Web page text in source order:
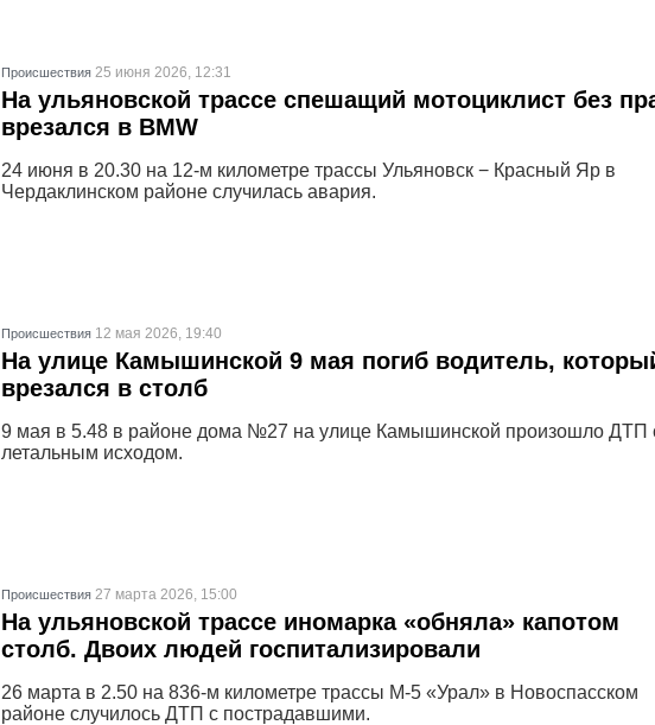
Проиcшествия 25 июня 2026, 12:31
На ульяновской трассе спешащий мотоциклист без
врезался в BMW
24 июня в 20.30 на 12-м километре трассы Ульяновск − Красный Яр в
Чердаклинском районе случилась авария.
Проиcшествия 12 мая 2026, 19:40
На улице Камышинской 9 мая погиб водитель,
врезался в столб
9 мая в 5.48 в районе дома №27 на улице Камышинской произошло ДТП
летальным исходом.
Проиcшествия 27 марта 2026, 15:00
На ульяновской трассе иномарка «обняла» капотом
столб. Двоих людей госпитализировали
26 марта в 2.50 на 836-м километре трассы М-5 «Урал» в Новоспасском
районе случилось ДТП с пострадавшими.